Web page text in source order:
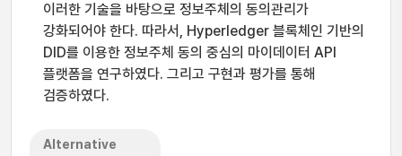
이러한 기술을 바탕으로 정보주체의 동의관리가
강화되어야 한다. 따라서, Hyperledger 블록체인 기반의
DID를 이용한 정보주체 동의 중심의 마이데이터 API
플랫폼을 연구하였다. 그리고 구현과 평가를 통해
검증하였다.
Alternative